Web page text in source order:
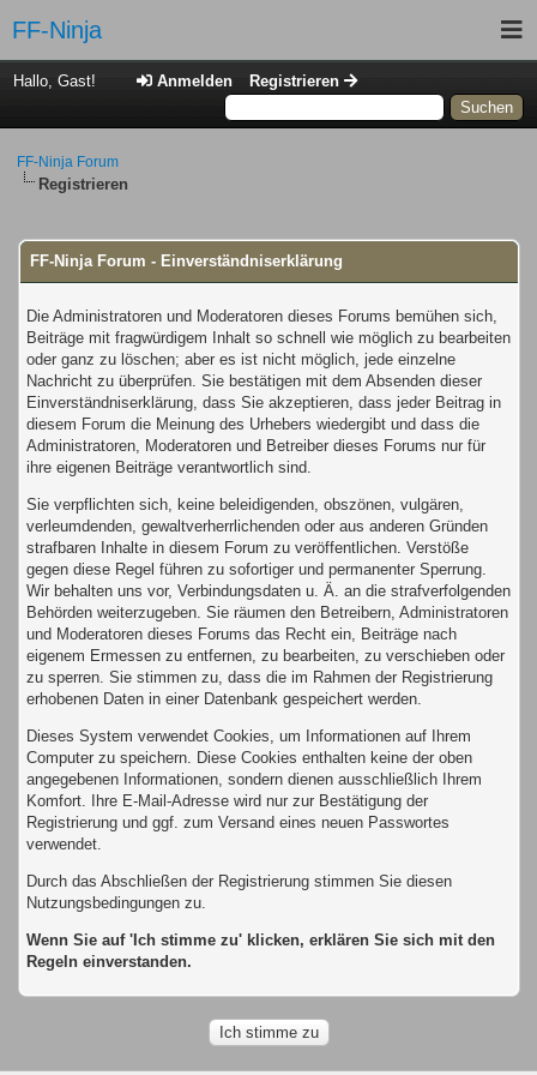
FF-Ninja
Hallo, Gast! Anmelden Registrieren
FF-Ninja Forum
Registrieren
FF-Ninja Forum - Einverständniserklärung
Die Administratoren und Moderatoren dieses Forums bemühen sich,
Beiträge mit fragwürdigem Inhalt so schnell wie möglich zu bearbeiten
oder ganz zu löschen; aber es ist nicht möglich, jede einzelne
Nachricht zu überprüfen. Sie bestätigen mit dem Absenden dieser
Einverständniserklärung, dass Sie akzeptieren, dass jeder Beitrag in
diesem Forum die Meinung des Urhebers wiedergibt und dass die
Administratoren, Moderatoren und Betreiber dieses Forums nur für
ihre eigenen Beiträge verantwortlich sind.
Sie verpflichten sich, keine beleidigenden, obszönen, vulgären,
verleumdenden, gewaltverherrlichenden oder aus anderen Gründen
strafbaren Inhalte in diesem Forum zu veröffentlichen. Verstöße
gegen diese Regel führen zu sofortiger und permanenter Sperrung.
Wir behalten uns vor, Verbindungsdaten u. Ä. an die strafverfolgenden
Behörden weiterzugeben. Sie räumen den Betreibern, Administratoren
und Moderatoren dieses Forums das Recht ein, Beiträge nach
eigenem Ermessen zu entfernen, zu bearbeiten, zu verschieben oder
zu sperren. Sie stimmen zu, dass die im Rahmen der Registrierung
erhobenen Daten in einer Datenbank gespeichert werden.
Dieses System verwendet Cookies, um Informationen auf Ihrem
Computer zu speichern. Diese Cookies enthalten keine der oben
angegebenen Informationen, sondern dienen ausschließlich Ihrem
Komfort. Ihre E-Mail-Adresse wird nur zur Bestätigung der
Registrierung und ggf. zum Versand eines neuen Passwortes
verwendet.
Durch das Abschließen der Registrierung stimmen Sie diesen
Nutzungsbedingungen zu.
Wenn Sie auf 'Ich stimme zu' klicken, erklären Sie sich mit den
Regeln einverstanden.